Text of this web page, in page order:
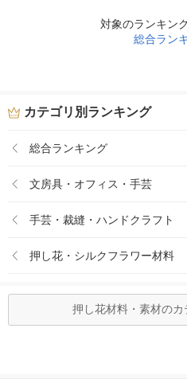
対象のランキン
総合ラン
カテゴリ別ランキング
総合ランキング
文房具・オフィス・手芸
手芸・裁縫・ハンドクラフト
押し花・シルクフラワー材料
押し花材料・素材の